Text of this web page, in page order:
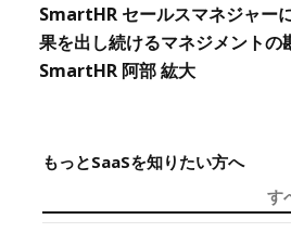
SmartHR セールスマネジャー
果を出し続けるマネジメントの
SmartHR 阿部 紘大
もっとSaaSを知りたい方へ
す